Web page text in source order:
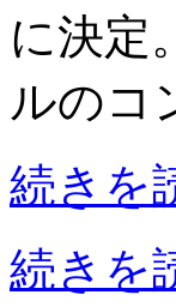
に決定
ルのコ
続きを
続きを